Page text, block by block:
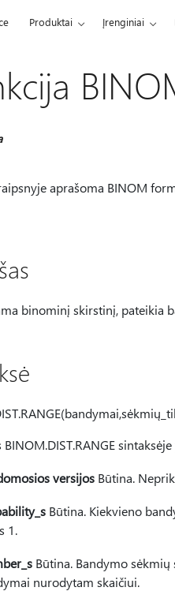
Produktai Įrenginiai
aprašoma BINOM
binominį skirstinį, pateikia
BINOM.DIST.RANGE
versijos Būtina.
Būtina. Kiekvieno
1.
Būtina. Bandymo
nurodytam skaičiui.